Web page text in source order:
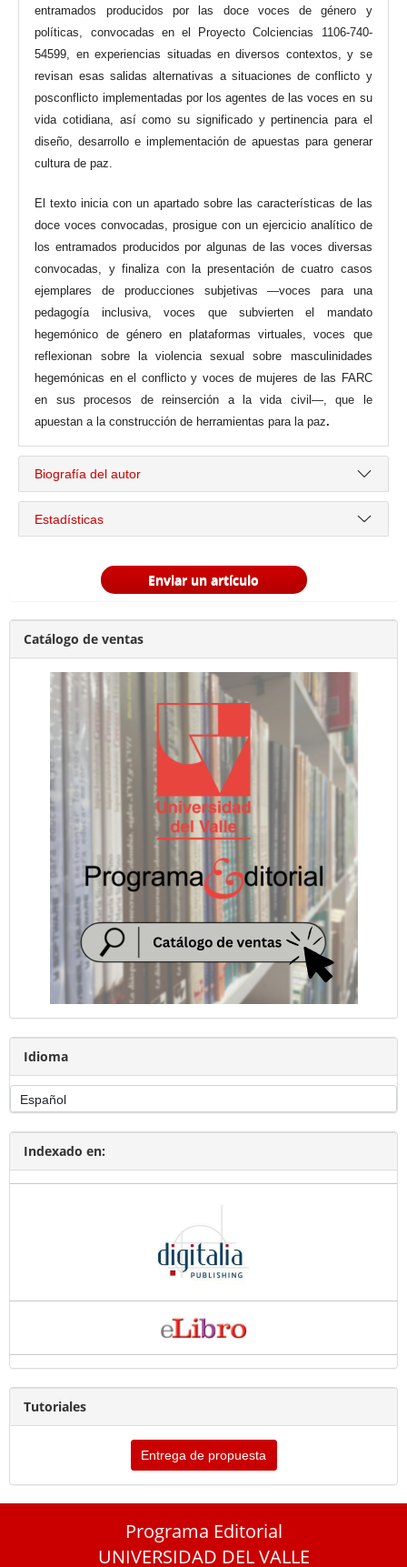
entramados producidos por las doce voces de género y
políticas, convocadas en el Proyecto Colciencias 1106-740-
54599, en experiencias situadas en diversos contextos, y se
revisan esas salidas alternativas a situaciones de conflicto y
posconflicto implementadas por los agentes de las voces en su
vida cotidiana, así como su significado y pertinencia para el
diseño, desarrollo e implementación de apuestas para generar
cultura de paz.
El texto inicia con un apartado sobre las características de las
doce voces convocadas, prosigue con un ejercicio analítico de
los entramados producidos por algunas de las voces diversas
convocadas, y finaliza con la presentación de cuatro casos
ejemplares de producciones subjetivas —voces para una
pedagogía inclusiva, voces que subvierten el mandato
hegemónico de género en plataformas virtuales, voces que
reflexionan sobre la violencia sexual sobre masculinidades
hegemónicas en el conflicto y voces de mujeres de las FARC
en sus procesos de reinserción a la vida civil—, que le
apuestan a la construcción de herramientas para la paz.
Biografía del autor
Estadísticas
Enviar un artículo
Catálogo de ventas
Idioma
Indexado en:
Tutoriales
Entrega de propuesta
Programa Editorial
UNIVERSIDAD DEL VALLE